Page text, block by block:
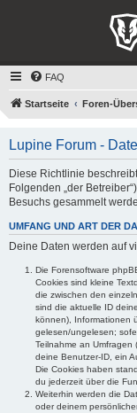
FAQ
Startseite Foren-
Lupine Forum -
Diese Richtlinie
Folgenden „der
Besuchs gesammelt
UMFANG UND ART DER
Deine Daten werden auf
Die Forensoftware
Cookies sind kleine
die zwischen den
sind die aktuelle ID
können), Informationen
gelesen/ungelesen;
Teilnahme an Umfragen
deine Benutzer-ID, ein
Die Cookies haben
du jederzeit über die
Weiterhin werden die
oder deinem